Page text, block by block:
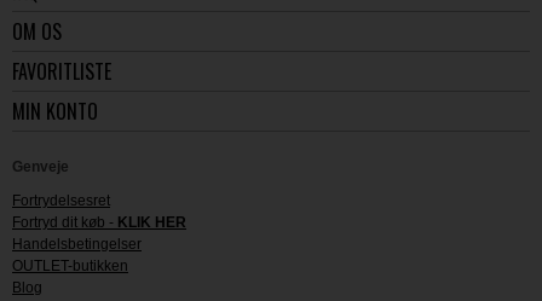
OM OS
FAVORITLISTE
MIN KONTO
Genveje
Fortrydelsesret
Fortryd dit køb - KLIK HER
Handelsbetingelser
OUTLET-butikken
Blog